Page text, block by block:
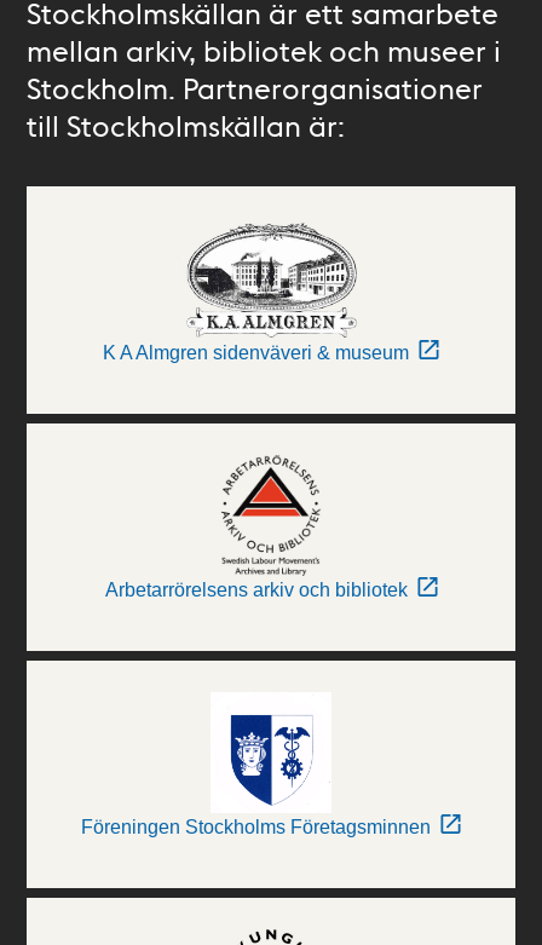
Stockholmskällan är ett samarbete
mellan arkiv, bibliotek och museer i
Stockholm. Partnerorganisationer
till Stockholmskällan är:
K A Almgren sidenväveri & museum
Arbetarrörelsens arkiv och bibliotek
Föreningen Stockholms Företagsminnen